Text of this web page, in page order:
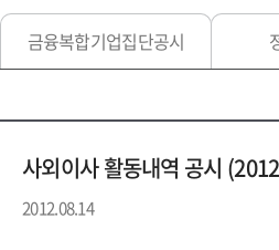
동
금융복합기업집단공시
사외이사 활동내역 공시
2012.08.14